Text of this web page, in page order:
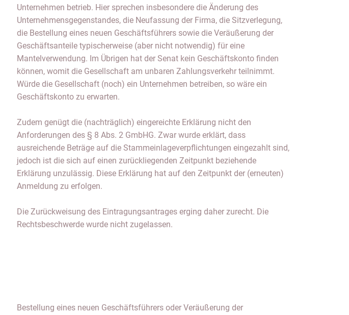
Unternehmen betrieb. Hier sprechen insbesondere die Änderung des
Unternehmensgegenstandes, die Neufassung der Firma, die Sitzverlegung,
die Bestellung eines neuen Geschäftsführers sowie die Veräußerung der
Geschäftsanteile typischerweise (aber nicht notwendig) für eine
Mantelverwendung. Im Übrigen hat der Senat kein Geschäftskonto finden
können, womit die Gesellschaft am unbaren Zahlungsverkehr teilnimmt.
Würde die Gesellschaft (noch) ein Unternehmen betreiben, so wäre ein
Geschäftskonto zu erwarten.
Zudem genügt die (nachträglich) eingereichte Erklärung nicht den
Anforderungen des § 8 Abs. 2 GmbHG. Zwar wurde erklärt, dass
ausreichende Beträge auf die Stammeinlageverpflichtungen eingezahlt sind,
jedoch ist die sich auf einen zurückliegenden Zeitpunkt beziehende
Erklärung unzulässig. Diese Erklärung hat auf den Zeitpunkt der (erneuten)
Anmeldung zu erfolgen.
Die Zurückweisung des Eintragungsantrages erging daher zurecht. Die
Rechtsbeschwerde wurde nicht zugelassen.